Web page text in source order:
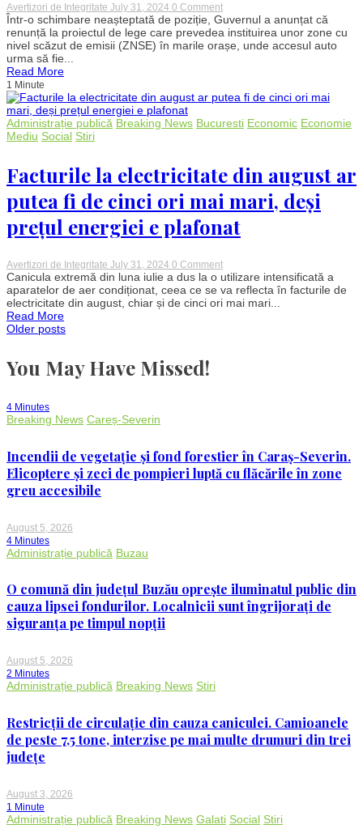
Avertizori de Integritate July 31, 2024 0 Commenton
Guvernul
renunță
taxa
în
Iată
despre
vorba
Într-o schimbare neașteptată de poziție, Guvernul a anunțat că
renunță la proiectul de lege care prevedea instituirea unor zone cu
nivel scăzut de emisii (ZNSE) în marile orașe, unde accesul auto
urma să fie...
Read More
1 Minute
Administrație publică Breaking News Bucuresti Economic Economie
Mediu Social Stiri
Facturile la electricitate din august ar
putea fi de cinci ori mai mari, deși
prețul energiei e plafonat
Avertizori de Integritate July 31, 2024 0 Commenton
Facturile
la
electricitate
din
e
plafonat
Canicula extremă din luna iulie a dus la o utilizare intensificată a
aparatelor de aer condiționat, ceea ce se va reflecta în facturile de
electricitate din august, chiar și de cinci ori mai mari...
Read More
Posts
navigation
Older posts
You May Have Missed!
4 Minutes
Breaking News Careș-Severin
Incendii de vegetație și fond forestier în Caraș-Severin.
Elicoptere și zeci de pompieri luptă cu flăcările în zone
greu accesibile
August 5, 2026
4 Minutes
Administrație publică Buzau
O comună din județul Buzău oprește iluminatul public din
cauza lipsei fondurilor. Localnicii sunt îngrijorați de
siguranța pe timpul nopții
August 5, 2026
2 Minutes
Administrație publică Breaking News Stiri
Restricții de circulație din cauza caniculei. Camioanele
de peste 7,5 tone, interzise pe mai multe drumuri din trei
județe
August 3, 2026
1 Minute
Administrație publică Breaking News Galati Social Stiri